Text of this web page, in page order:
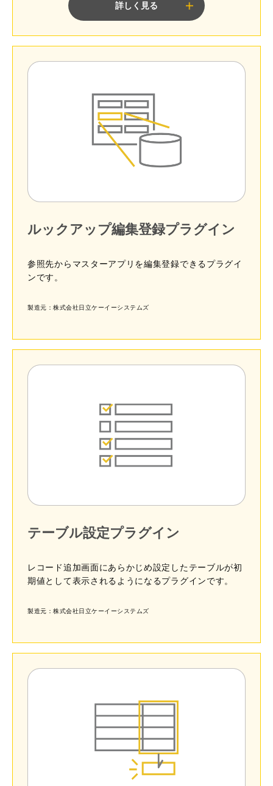
詳しく見る
ルックアップ編集登録プラグイン
参照先からマスターアプリを編集登録できるプラグイ
ンです。
製造元：株式会社日立ケーイーシステムズ
テーブル設定プラグイン
レコード追加画面にあらかじめ設定したテーブルが初
期値として表示されるようになるプラグインです。
製造元：株式会社日立ケーイーシステムズ